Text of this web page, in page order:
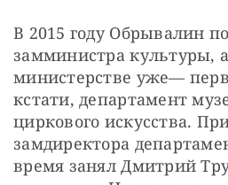
В 2015 году Обрывалин
замминистра культуры, а
министерстве уже—
кстати, департамент
циркового искусства.
замдиректора
время занял Дмитрий